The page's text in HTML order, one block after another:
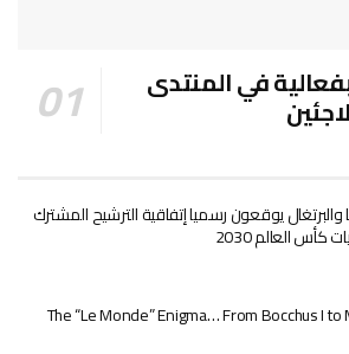
في المنتدى
والبرتغال يوقعون رسميا إتفاقية الترشيح المشترك
كأس العالم 2030
The “Le Monde” Enigma… From Bocchus I to